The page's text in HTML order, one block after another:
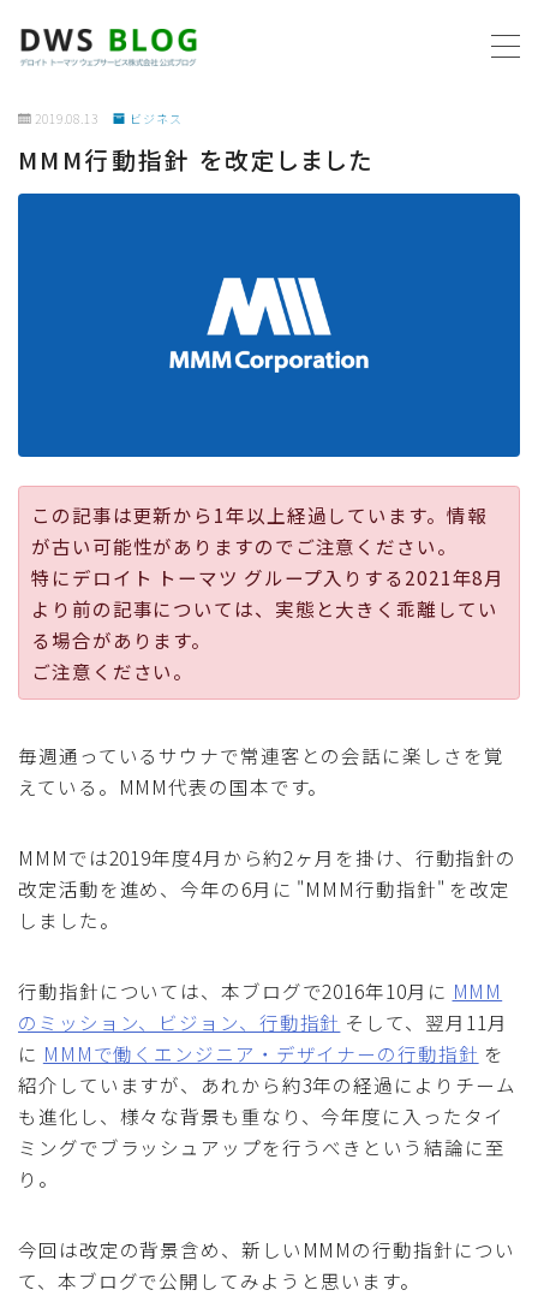
ホーム
採用
公式ページ
2019.08.13 ビジネス
MMM行動指針 を改定しました
この記事は更新から1年以上経過しています。情報
が古い可能性がありますのでご注意ください。
特にデロイト トーマツ グループ入りする2021年8月
より前の記事については、実態と大きく乖離してい
る場合があります。
ご注意ください。
毎週通っているサウナで常連客との会話に楽しさを覚
えている。MMM代表の国本です。
MMMでは2019年度4月から約2ヶ月を掛け、行動指針の
改定活動を進め、今年の6月に "MMM行動指針" を改定
しました。
行動指針については、本ブログで2016年10月に MMM
のミッション、ビジョン、行動指針 そして、翌月11月
に MMMで働くエンジニア・デザイナーの行動指針 を
紹介していますが、あれから約3年の経過によりチーム
も進化し、様々な背景も重なり、今年度に入ったタイ
ミングでブラッシュアップを行うべきという結論に至
り。
今回は改定の背景含め、新しいMMMの行動指針につい
て、本ブログで公開してみようと思います。